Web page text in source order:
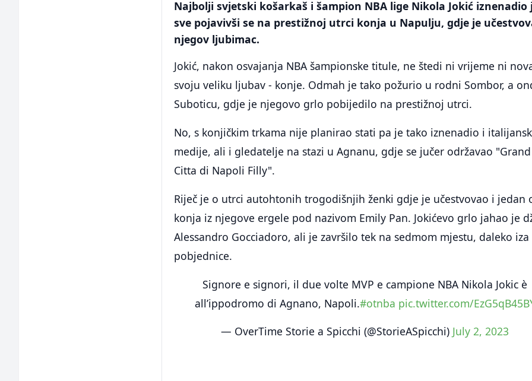
Najbolji svjetski košarkaš i šampion NBA lige Nikola Jokić iznenadio
sve pojavivši se na prestižnoj utrci konja u Napulju, gdje je
njegov ljubimac.
Jokić, nakon osvajanja NBA šampionske titule, ne štedi ni vrijeme ni
svoju veliku ljubav - konje. Odmah je tako požurio u rodni Sombor, a
Suboticu, gdje je njegovo grlo pobijedilo na prestižnoj utrci.
No, s konjičkim trkama nije planirao stati pa je tako iznenadio i
medije, ali i gledatelje na stazi u Agnanu, gdje se jučer održavao
Citta di Napoli Filly".
Riječ je o utrci autohtonih trogodišnjih ženki gdje je učestvovao i jedan
konja iz njegove ergele pod nazivom Emily Pan. Jokićevo grlo jahao je
Alessandro Gocciadoro, ali je završilo tek na sedmom mjestu, daleko iza
pobjednice.
Signore e signori, il due volte MVP e campione NBA Nikola Jokic è
all’ippodromo di Agnano, Napoli.#otnba pic.twitter.com/
— OverTime Storie a Spicchi (@StorieASpicchi) July 2, 2023